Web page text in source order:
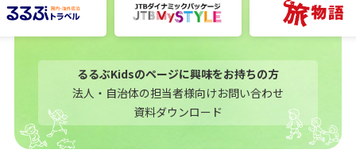
るるぶKidsのページに興味をお持ちの方
法人・自治体の担当者様向けお問い合わせ
資料ダウンロード